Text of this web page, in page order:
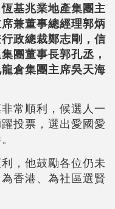
恆基兆業地產集團主
兼董事總經理郭炳
政總裁鄭志剛，信
團董事長郭孔丞，
倉集團主席吳天海
常順利，候選人一
投票，選出愛國愛
，他鼓勵各位仍未
香港、為社區選賢